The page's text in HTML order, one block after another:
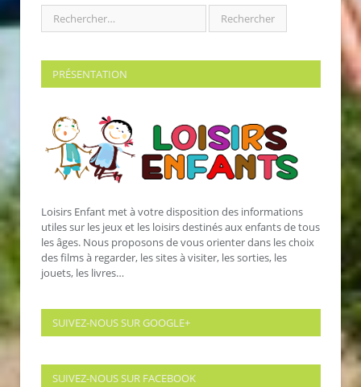
PRÉSENTATION
Loisirs Enfant met à votre disposition des informations
utiles sur les jeux et les loisirs destinés aux enfants de tous
les âges. Nous proposons de vous orienter dans les choix
des films à regarder, les sites à visiter, les sorties, les
jouets, les livres…
SUIVEZ-NOUS SUR GOOGLE+
SUIVEZ-NOUS SUR FACEBOOK